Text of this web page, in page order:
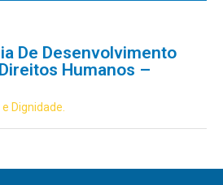
De Desenvolvimento
Humanos –
Dignidade.